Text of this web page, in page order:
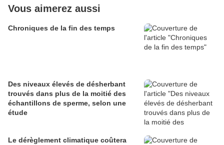
Vous aimerez aussi
Chroniques de la fin des temps
Des niveaux élevés de désherbant
trouvés dans plus de la moitié des
échantillons de sperme, selon une
étude
Le dérèglement climatique coûtera